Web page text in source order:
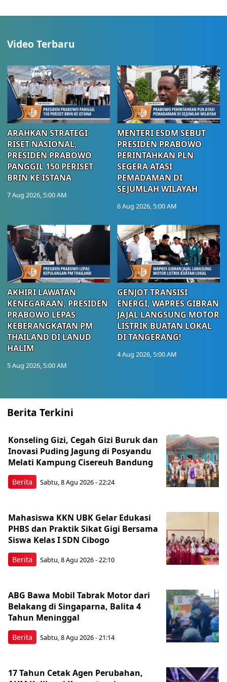
Video Terbaru
ARAHKAN STRATEGI
RISET NASIONAL,
PRESIDEN PRABOWO
PANGGIL 150 PERISET
BRIN KE ISTANA
7 Aug 2026, 5:00 AM
MENTERI ESDM SEBUT
PRESIDEN PRABOWO
PERINTAHKAN PLN
SEGERA ATASI
PEMADAMAN DI
SEJUMLAH WILAYAH
6 Aug 2026, 5:00 AM
AKHIRI LAWATAN
KENEGARAAN, PRESIDEN
PRABOWO LEPAS
KEBERANGKATAN PM
THAILAND DI LANUD
HALIM
5 Aug 2026, 5:00 AM
GENJOT TRANSISI
ENERGI, WAPRES GIBRAN
JAJAL LANGSUNG MOTOR
LISTRIK BUATAN LOKAL
DI TANGERANG!
4 Aug 2026, 5:00 AM
Berita Terkini
Berita
Konseling Gizi, Cegah Gizi Buruk dan
Inovasi Puding Jagung di Posyandu
Melati Kampung Cisereuh Bandung
Sabtu, 8 Agu 2026 - 22:24
Berita
Mahasiswa KKN UBK Gelar Edukasi
PHBS dan Praktik Sikat Gigi Bersama
Siswa Kelas I SDN Cibogo
Sabtu, 8 Agu 2026 - 22:10
Berita
ABG Bawa Mobil Tabrak Motor dari
Belakang di Singaparna, Balita 4
Tahun Meninggal
Sabtu, 8 Agu 2026 - 21:14
17 Tahun Cetak Agen Perubahan,